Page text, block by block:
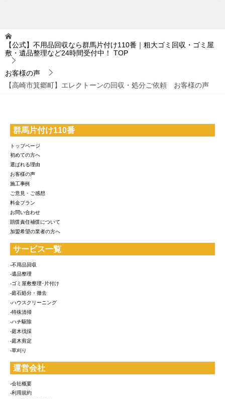
【公式】不用品回収なら群馬片付け110番｜粗大ゴミ回収・ゴミ屋
敷・遺品整理など24時間受付中！
TOP
お客様の声
【高崎市箕郷町】エレクトーンの回収・処分ご依頼 お客様の声
群馬片付け110番
トップページ
初めての方へ
選ばれる理由
お客様の声
施工事例
ご意見・ご感想
料金プラン
お問い合わせ
賠償責任補償について
加盟希望の業者の方へ
サービス一覧
-不用品回収
-遺品整理
-ゴミ屋敷整理･片付け
-庭石処分・撤去
-ハウスクリーニング
-特殊清掃
-ハチ駆除
-庭木伐採
-庭木剪定
-草刈り
運営会社
-会社概要
-利用規約